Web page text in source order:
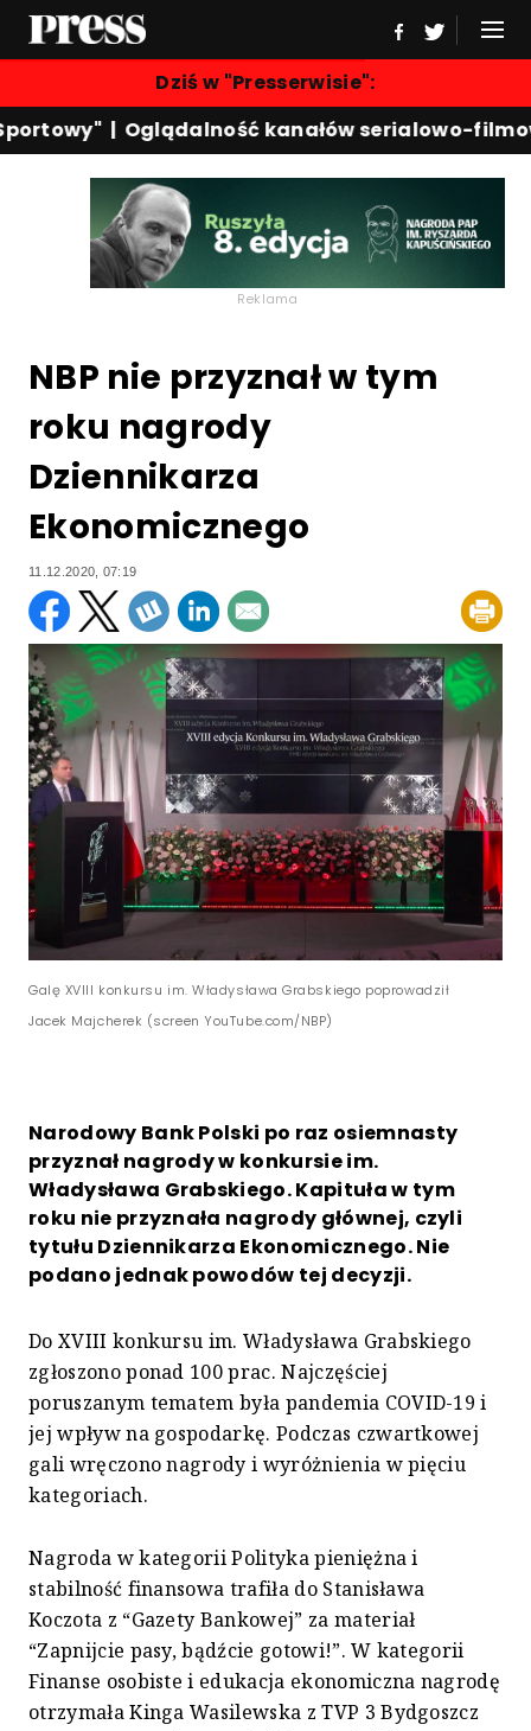
Dziś w "Presserwisie":
|Oglądalność kanałów serialowo-
Reklama
NBP nie przyznał w tym
roku nagrody
Dziennikarza
Ekonomicznego
11.12.2020, 07:19
Galę XVIII konkursu im. Władysława Grabskiego poprowadził
Jacek Majcherek (screen YouTube.com/NBP)
Narodowy Bank Polski po raz osiemnasty
przyznał nagrody w konkursie im.
Władysława Grabskiego. Kapituła w tym
roku nie przyznała nagrody głównej, czyli
tytułu Dziennikarza Ekonomicznego. Nie
podano jednak powodów tej decyzji.
Do XVIII konkursu im. Władysława Grabskiego
zgłoszono ponad 100 prac. Najczęściej
poruszanym tematem była pandemia COVID-19 i
jej wpływ na gospodarkę. Podczas czwartkowej
gali wręczono nagrody i wyróżnienia w pięciu
kategoriach.
Nagroda w kategorii Polityka pieniężna i
stabilność finansowa trafiła do Stanisława
Koczota z “Gazety Bankowej” za materiał
“Zapnijcie pasy, bądźcie gotowi!”. W kategorii
Finanse osobiste i edukacja ekonomiczna nagrodę
otrzymała Kinga Wasilewska z TVP 3 Bydgoszcz